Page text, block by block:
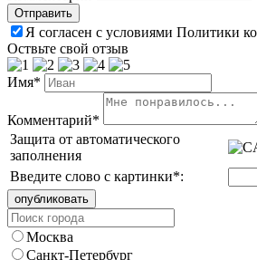
Я согласен с условиями Политики
Оствьте свой отзыв
Имя*
Комментарий*
Защита от автоматического
заполнения
Введите слово с картинки*:
Москва
Санкт-Петербург